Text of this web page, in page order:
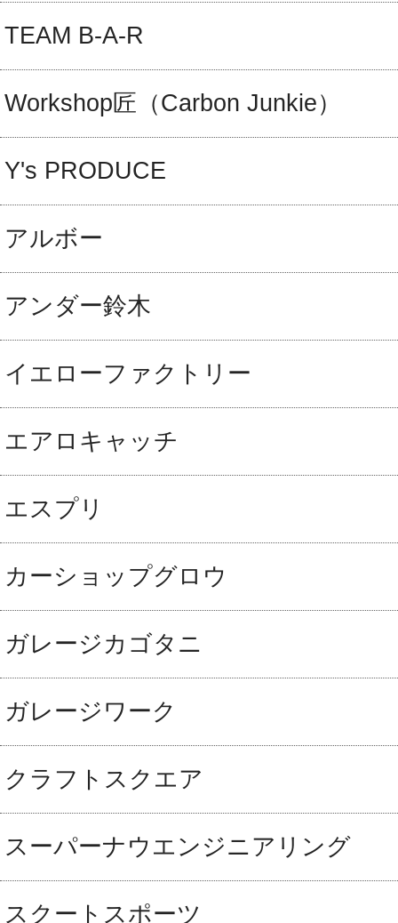
TEAM B-A-R
Workshop匠（Carbon Junkie）
Y's PRODUCE
アルボー
アンダー鈴木
イエローファクトリー
エアロキャッチ
エスプリ
カーショップグロウ
ガレージカゴタニ
ガレージワーク
クラフトスクエア
スーパーナウエンジニアリング
スクートスポーツ